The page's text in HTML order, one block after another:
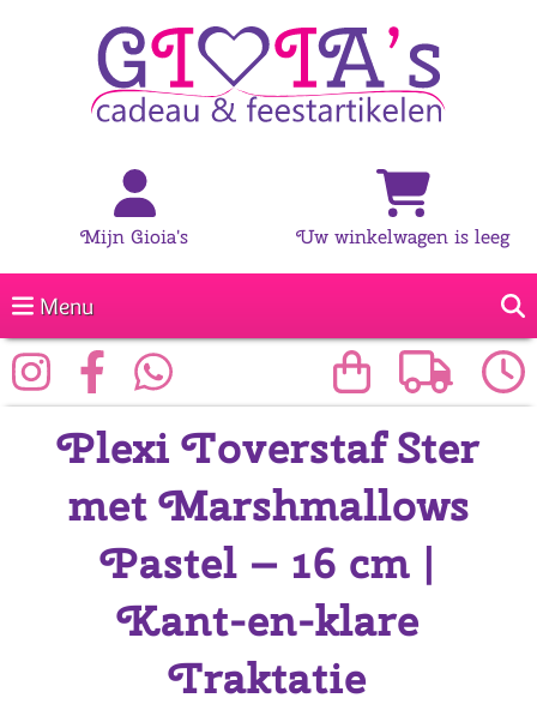
Mijn Gioia's Uw winkelwagen is leeg
Menu
Plexi Toverstaf Ster
met Marshmallows
Pastel – 16 cm |
Kant-en-klare
Traktatie